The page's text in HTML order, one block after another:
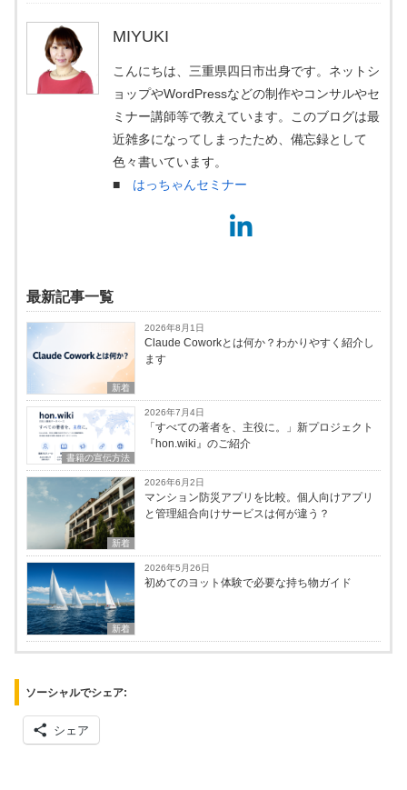
MIYUKI
こんにちは、三重県四日市出身です。ネットシ
ョップやWordPressなどの制作やコンサルやセ
ミナー講師等で教えています。このブログは最
近雑多になってしまったため、備忘録として
色々書いています。
■ はっちゃんセミナー
最新記事一覧
新着
2026年8月1日
Claude Coworkとは何か？わかりやすく紹介し
ます
書籍の宣伝方法
2026年7月4日
「すべての著者を、主役に。」新プロジェクト
『hon.wiki』のご紹介
新着
2026年6月2日
マンション防災アプリを比較。個人向けアプリ
と管理組合向けサービスは何が違う？
新着
2026年5月26日
初めてのヨット体験で必要な持ち物ガイド
ソーシャルでシェア:
シェア